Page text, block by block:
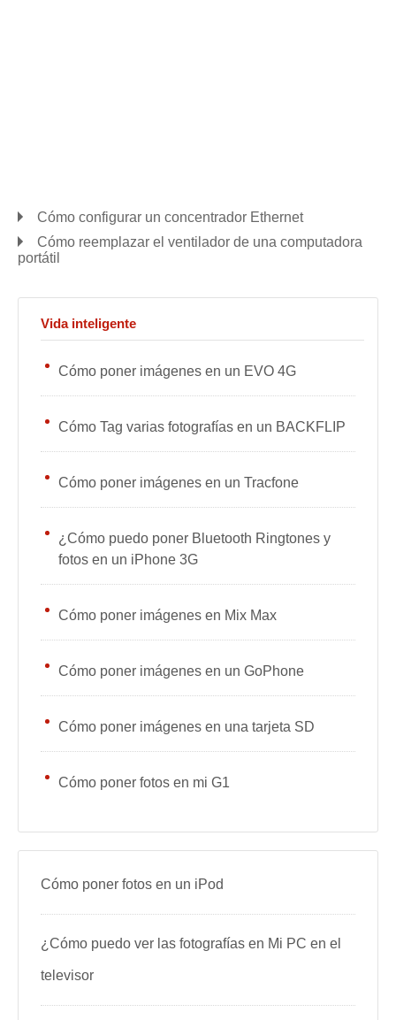
Cómo configurar un concentrador Ethernet
Cómo reemplazar el ventilador de una computadora
portátil
Vida inteligente
Cómo poner imágenes en un EVO 4G
Cómo Tag varias fotografías en un BACKFLIP
Cómo poner imágenes en un Tracfone
¿Cómo puedo poner Bluetooth Ringtones y
fotos en un iPhone 3G
Cómo poner imágenes en Mix Max
Cómo poner imágenes en un GoPhone
Cómo poner imágenes en una tarjeta SD
Cómo poner fotos en mi G1
Cómo poner fotos en un iPod
¿Cómo puedo ver las fotografías en Mi PC en el
televisor